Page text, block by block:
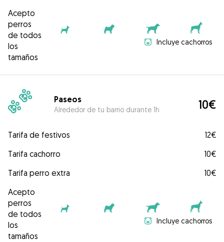
Acepto
perros
de todos
los
tamaños
Incluye cachorros
Paseos
Alrededor de tu barrio durante 1h 10€
Tarifa de festivos
12€
Tarifa cachorro
10€
Tarifa perro extra
10€
Acepto
perros
de todos
los
tamaños
Incluye cachorros